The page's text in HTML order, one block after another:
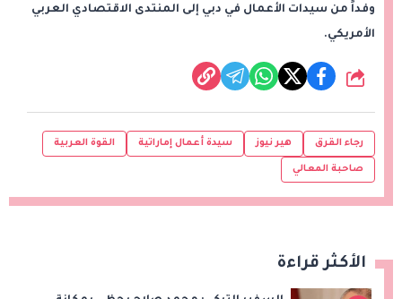
وفداً من سيدات الأعمال في دبي إلى المنتدى الاقتصادي العربي
الأمريكي.
شارك
رجاء القرق هير نيوز سيدة أعمال إماراتية القوة العربية
صاحبة المعالي
الأكثر قراءة